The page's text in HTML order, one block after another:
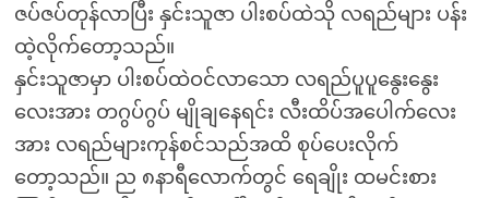
ဇပ်ဇပ်တုန်လာပြီး နှင်းသူဇာ ပါးစပ်ထဲသို လရည်များ ပန်း
ထဲ့လိုက်တော့သည်။
နှင်းသူဇာမှာ ပါးစပ်ထဲဝင်လာသော လရည်ပူပူနွေးနွေး
လေးအား တဂွပ်ဂွပ် မျိုချနေရင်း လီးထိပ်အပေါက်လေး
အား လရည်များကုန်စင်သည်အထိ စုပ်ပေးလိုက်
တော့သည်။ ည ၈နာရီလောက်တွင် ရေချိုး ထမင်းစား